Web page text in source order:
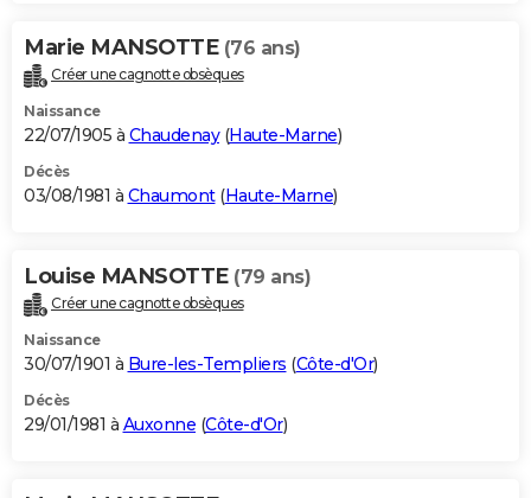
Marie MANSOTTE (76 ans)
Créer une cagnotte obsèques
Naissance
22/07/1905 à Chaudenay(Haute-Marne)
Décès
03/08/1981 à Chaumont(Haute-Marne)
Louise MANSOTTE (79 ans)
Créer une cagnotte obsèques
Naissance
30/07/1901 à Bure-les-Templiers (Côte-d'Or)
Décès
29/01/1981 à Auxonne (Côte-d'Or)